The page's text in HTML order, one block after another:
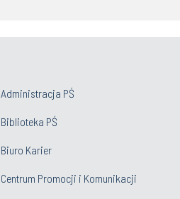
Administracja PŚ
Biblioteka PŚ
Biuro Karier
Centrum Promocji i Komunikacji